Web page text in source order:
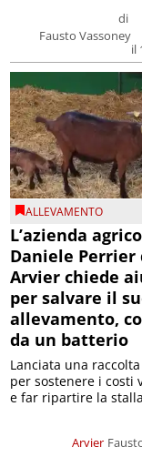
di
Fausto Vassoney
il
ALLEVAMENTO
L’azienda
Daniele Perrier
Arvier chiede
per salvare il
allevamento,
da un batterio
Arvier
Lanciata una
per sostenere i costi
e far ripartire la stalla